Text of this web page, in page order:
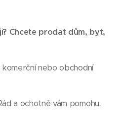
Chcete prodat dům, byt,
nebo obchodní
a ochotně vám pomohu.